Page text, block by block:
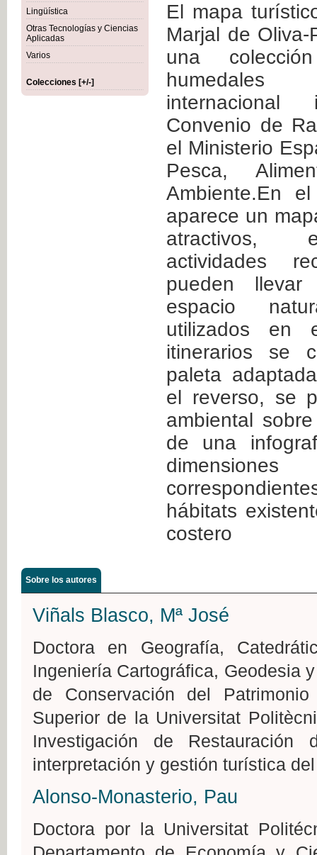
Lingüística
Otras Tecnologías y Ciencias
Aplicadas
Varios
Colecciones [+/-]
El mapa
Marjal de
una
humedales
Convenio de
el Ministerio
Pesca,
Ambiente.En
aparece un
atractivos,
actividades
pueden
espacio
utilizados en
itinerarios se
paleta
el reverso, se
ambiental
de una
hábitats
costero
Sobre los autores
Viñals Blasco, Mª José
Doctora en Geografía,
Ingeniería Cartográfica, Geodesia
de Conservación del
Superior de la Universitat
Investigación de
interpretación y gestión turística
Alonso-Monasterio, Pau
Doctora por la Universitat